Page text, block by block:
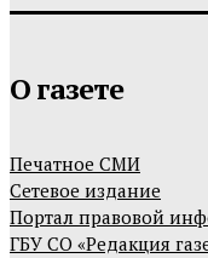
О газете
Печатное СМИ
Сетевое издание
Портал правовой
ГБУ СО «Редакция